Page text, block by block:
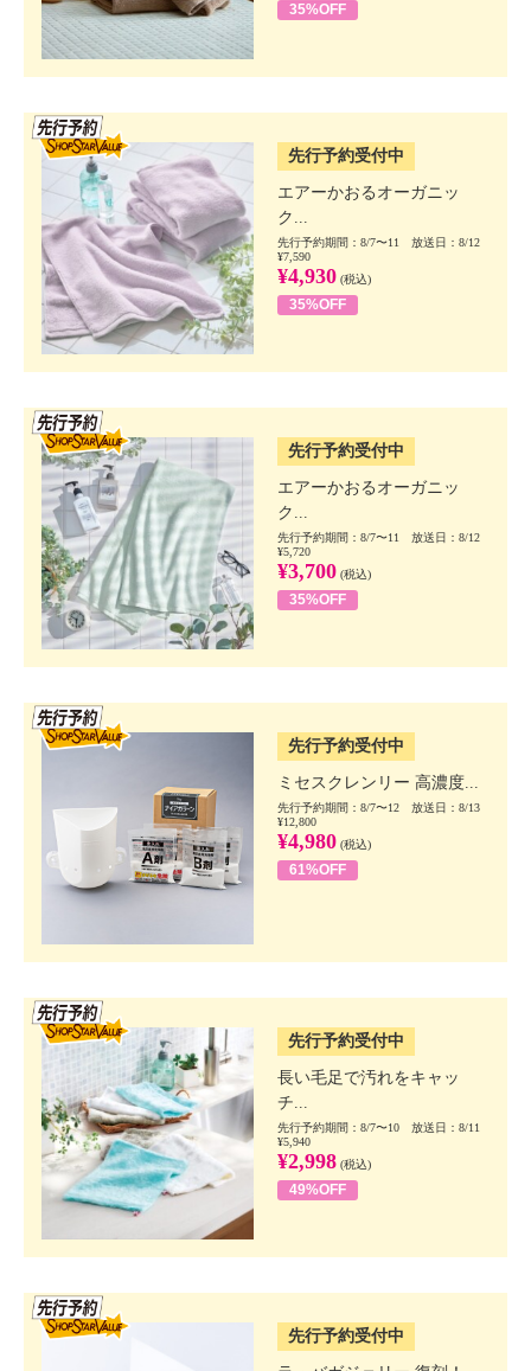
35%OFF
先行予約受付中
エアーかおるオーガニッ
ク...
先行予約期間：8/7〜11 放送日：8/12
¥7,590
¥4,930 (税込)
35%OFF
先行予約受付中
エアーかおるオーガニッ
ク...
先行予約期間：8/7〜11 放送日：8/12
¥5,720
¥3,700 (税込)
35%OFF
先行予約受付中
ミセスクレンリー 高濃度...
先行予約期間：8/7〜12 放送日：8/13
¥12,800
¥4,980 (税込)
61%OFF
先行予約受付中
長い毛足で汚れをキャッ
チ...
先行予約期間：8/7〜10 放送日：8/11
¥5,940
¥2,998 (税込)
49%OFF
先行予約受付中